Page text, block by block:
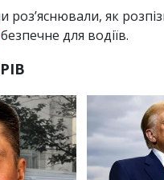
роз’яснювали, як
безпечне для водіїв.